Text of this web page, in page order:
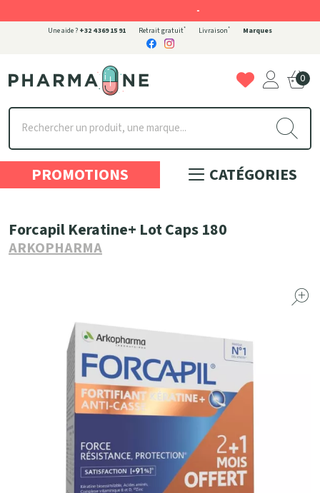
Une aide ? +32 4 369 15 91 Retrait gratuit* Livraison* Marques
Pharmaone Votre pharmacie en ligne à votre service
0
PROMOTIONS CATÉGORIES
Forcapil Keratine+ Lot Caps 180
ARKOPHARMA